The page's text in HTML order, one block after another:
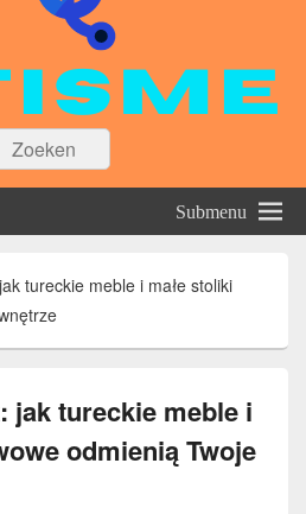
Zoeken
Submenu
tureckie meble i małe stoliki
jak tureckie meble i
odmienią Twoje